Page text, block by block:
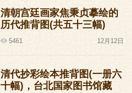
清朝宫廷画家焦秉贞摹绘的
历代推背图(共五十三幅)
5461 12月12日
清代抄彩绘本推背图(一册六
十幅)，台北国家图书馆藏